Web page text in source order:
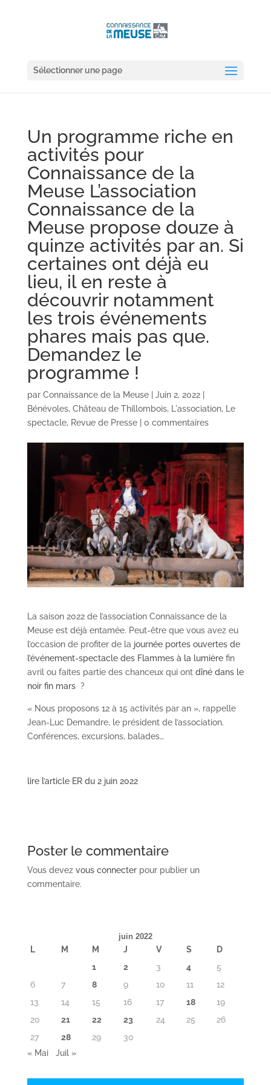
Sélectionner une page
Un programme riche en
activités pour
Connaissance de la
Meuse L’association
Connaissance de la
Meuse propose douze à
quinze activités par an. Si
certaines ont déjà eu
lieu, il en reste à
découvrir notamment
les trois événements
phares mais pas que.
Demandez le
programme !
par Connaissance de la Meuse| Juin 2, 2022|
Bénévoles, Château de Thillombois, L'association,
Le
spectacle, Revue de Presse| 0 commentaires
La saison 2022 de l’association Connaissance de la
Meuse est déjà entamée. Peut-être que vous avez eu
l’occasion de profiter de la journée portes ouvertes de
l’événement-spectacle des Flammes à la lumièrefin
avril ou faites partie des chanceux qui ont dîné dans le
noir fin mars?
« Nous proposons 12 à 15 activités par an », rappelle
Jean-Luc Demandre, le président de l’association.
Conférences, excursions, balades…
lire l’article ER du 2 juin 2022
Poster le commentaire
Vous devez vous connecterpour publier un
commentaire.
juin 2022
L M M J V S
D
1
2 3 4
5
6
7 8 9 10 11
12
13
14 15 16 17 18
19
20
21 22 23 24 25
26
27
28 29
30
« Mai
Juil »